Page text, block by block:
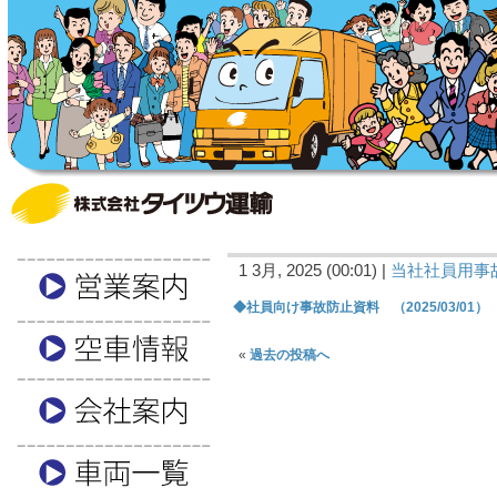
1 3月, 2025 (00:01) | 当社社員用事
◆社員向け事故防止資料 （2025/03/01）
« 過去の投稿へ